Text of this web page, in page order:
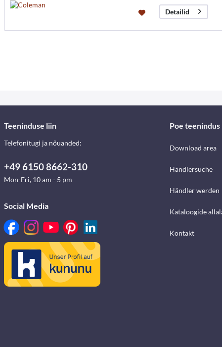
Detailid
Teeninduse liin
Telefonitugi ja nõuanded:
+49 6150 8662-310
Mon-Fri, 10 am - 5 pm
Social Media
Poe teenindus
Download area
Händlersuche
Händler werden
Kataloogide
Kontakt